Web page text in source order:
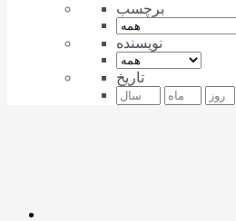
برچسب
نویسنده
تاریخ